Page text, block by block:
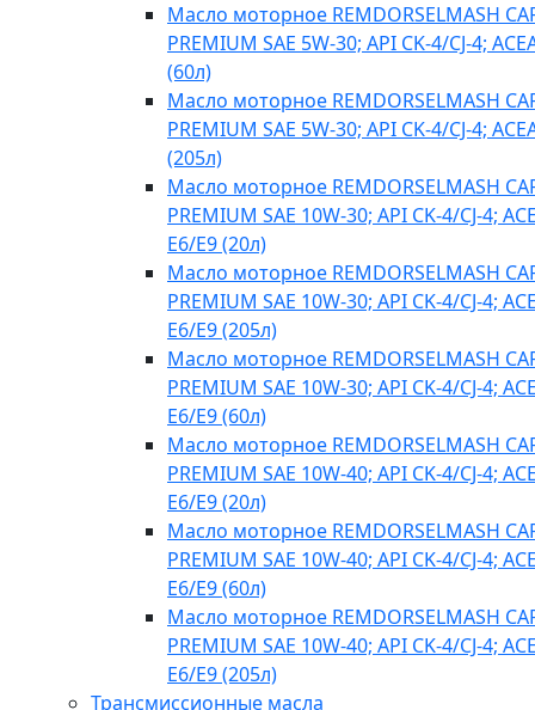
Масло моторное REMDORSELMASH
PREMIUM SAE 5W-30; API CK-4/CJ-4;
(60л)
Масло моторное REMDORSELMASH
PREMIUM SAE 5W-30; API CK-4/CJ-4;
(205л)
Масло моторное REMDORSELMASH
PREMIUM SAE 10W-30; API CK-4/CJ-4;
E6/E9 (20л)
Масло моторное REMDORSELMASH
PREMIUM SAE 10W-30; API CK-4/CJ-4;
E6/E9 (205л)
Масло моторное REMDORSELMASH
PREMIUM SAE 10W-30; API CK-4/CJ-4;
E6/E9 (60л)
Масло моторное REMDORSELMASH
PREMIUM SAE 10W-40; API CK-4/CJ-4;
E6/E9 (20л)
Масло моторное REMDORSELMASH
PREMIUM SAE 10W-40; API CK-4/CJ-4;
E6/E9 (60л)
Масло моторное REMDORSELMASH
PREMIUM SAE 10W-40; API CK-4/CJ-4;
E6/E9 (205л)
Трансмиссионные масла